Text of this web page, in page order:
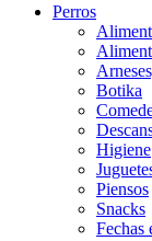
Perros
Botika
Higiene
Piensos
Snacks
Fechas